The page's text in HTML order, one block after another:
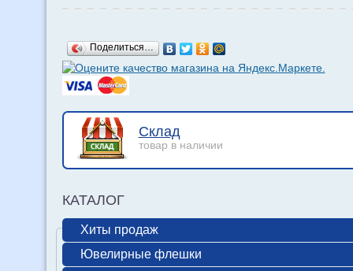
Поделиться…
Склад
товар в наличии
КАТАЛОГ
Хиты продаж
Ювелирные флешки